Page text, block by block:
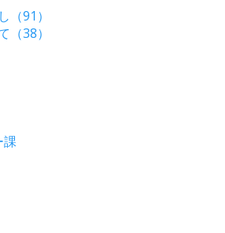
（91）
（38）
課